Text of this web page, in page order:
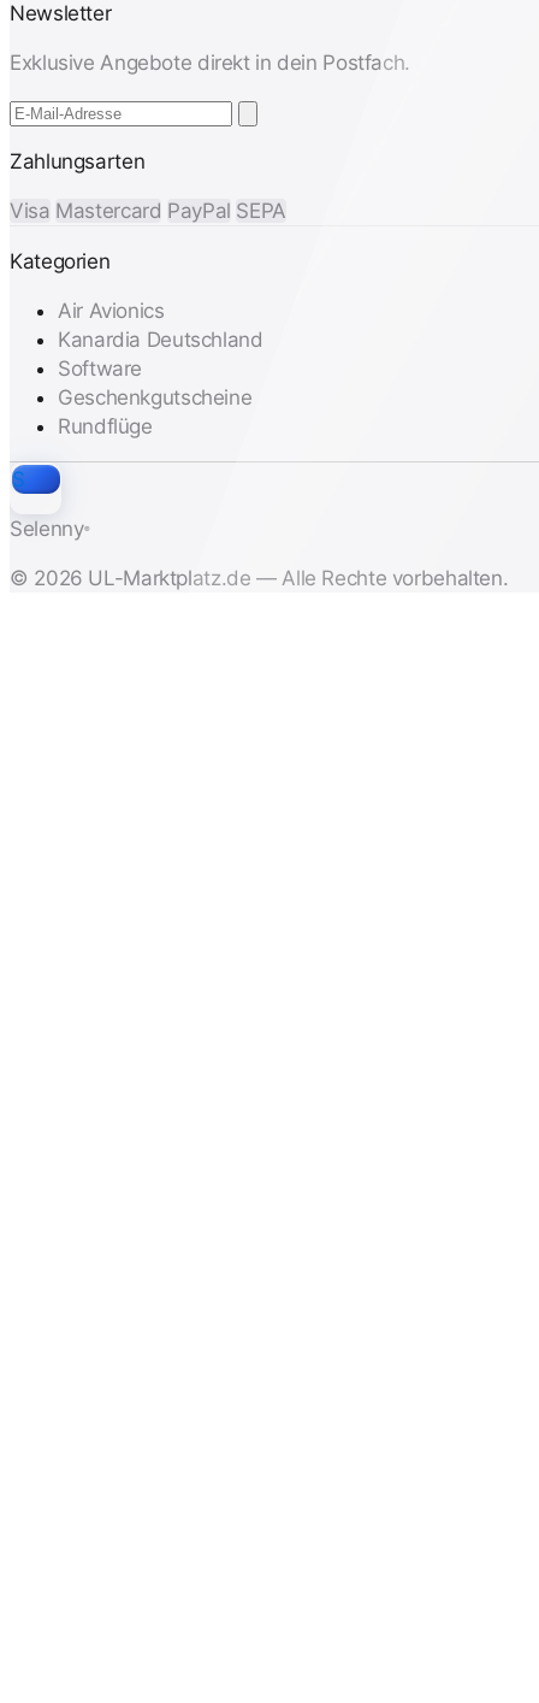
Newsletter
Exklusive Angebote direkt in dein Postfach.
Zahlungsarten
Visa Mastercard PayPal SEPA
Kategorien
Air Avionics
Kanardia Deutschland
Software
Geschenkgutscheine
Rundflüge
S
Selenny®
© 2026 UL-Marktplatz.de — Alle Rechte vorbehalten.